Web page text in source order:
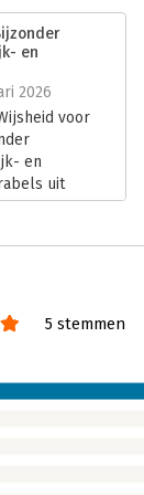
2025
effectiviteit
en
2026
voor
en
uit
zijn
deelt
5 stemmen